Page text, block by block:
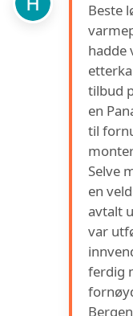
Beste
hadde
tilbud
en
til
Selve
en
avtalt
var
ferdig